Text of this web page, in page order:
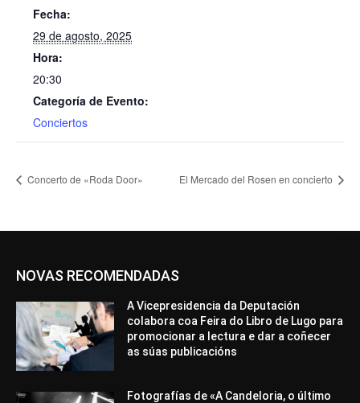
Fecha:
29 de agosto, 2025
Hora:
20:30
Categoría de Evento:
Conciertos
Concerto de «Roda Door» El Mercado del Rosen en concierto
NOVAS RECOMENDADAS
A Vicepresidencia da Deputación
colabora coa Feira do Libro de Lugo para
promocionar a lectura e dar a coñecer
as súas publicacións
Fotografías de «A Candeloria, o último